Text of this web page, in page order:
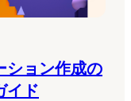
ション作成の
イド